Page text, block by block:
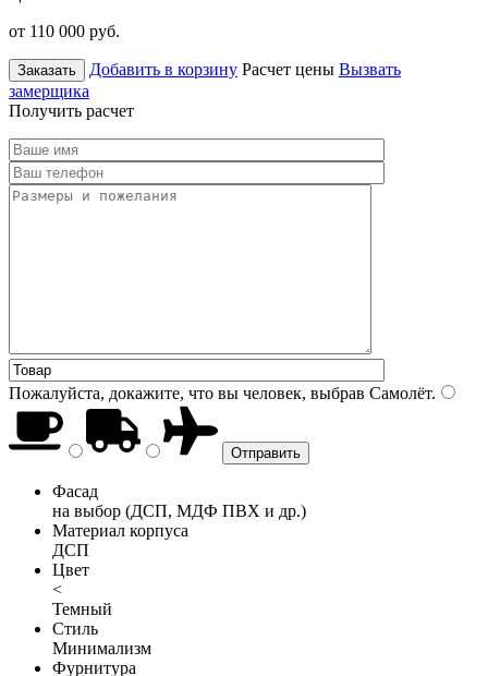
от 110 000 руб.
Заказать Добавить в корзину Расчет цены Вызвать
замерщика
Получить расчет
Пожалуйста, докажите, что вы человек, выбрав Самолёт.
Фасад
на выбор (ДСП, МДФ ПВХ и др.)
Материал корпуса
ДСП
Цвет
<
Темный
Стиль
Минимализм
Фурнитура